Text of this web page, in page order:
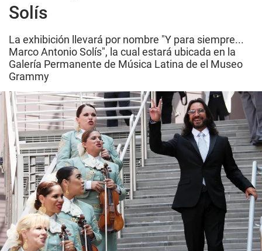
Solís
La exhibición llevará por nombre "Y para siempre...
Marco Antonio Solís", la cual estará ubicada en la
Galería Permanente de Música Latina de el Museo
Grammy